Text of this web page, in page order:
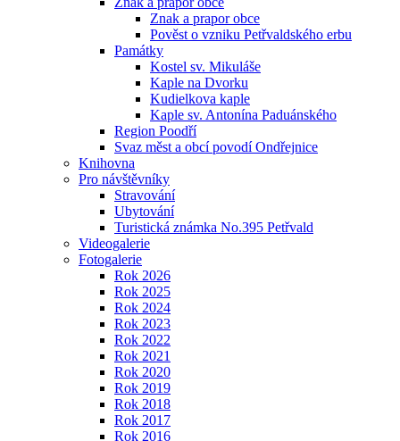
Znak a prapor obce
Pověst o vzniku Petřvaldského erbu
Památky
Kostel sv. Mikuláše
Kaple na Dvorku
Kudielkova kaple
Kaple sv. Antonína Paduánského
Region Poodří
Svaz měst a obcí povodí Ondřejnice
Knihovna
Pro návštěvníky
Stravování
Ubytování
Turistická známka No.395 Petřvald
Videogalerie
Fotogalerie
Rok 2026
Rok 2025
Rok 2024
Rok 2023
Rok 2022
Rok 2021
Rok 2020
Rok 2019
Rok 2018
Rok 2017
Rok 2016